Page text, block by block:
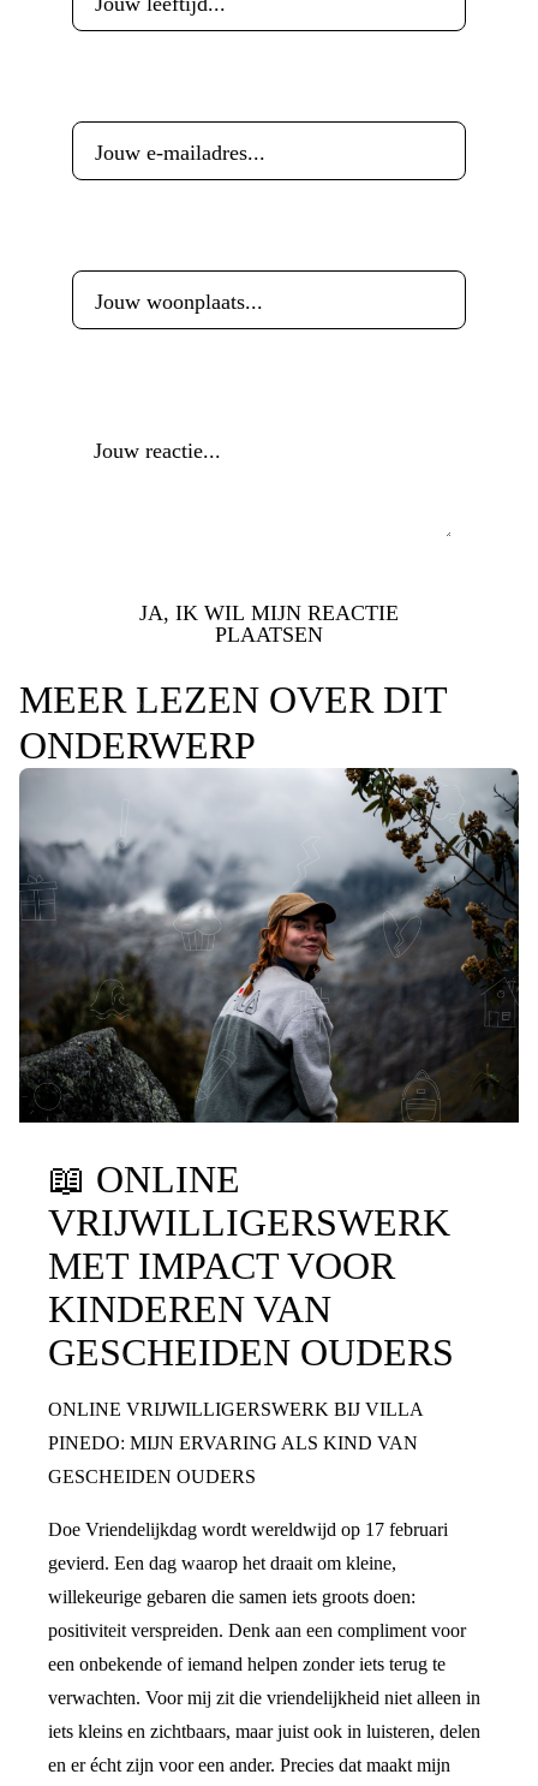
JA, IK WIL MIJN REACTIE
PLAATSEN
MEER LEZEN OVER DIT
ONDERWERP
📖 ONLINE
VRIJWILLIGERSWERK
MET IMPACT VOOR
KINDEREN VAN
GESCHEIDEN OUDERS
ONLINE VRIJWILLIGERSWERK BIJ VILLA
PINEDO: MIJN ERVARING ALS KIND VAN
GESCHEIDEN OUDERS
Doe Vriendelijkdag wordt wereldwijd op 17 februari
gevierd. Een dag waarop het draait om kleine,
willekeurige gebaren die samen iets groots doen:
positiviteit verspreiden. Denk aan een compliment voor
een onbekende of iemand helpen zonder iets terug te
verwachten. Voor mij zit die vriendelijkheid niet alleen in
iets kleins en zichtbaars, maar juist ook in luisteren, delen
en er écht zijn voor een ander. Precies dat maakt mijn